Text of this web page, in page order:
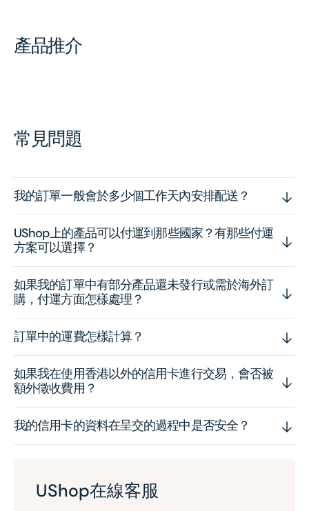
產品推介
常見問題
我的訂單一般會於多少個工作天內安排配送？
UShop上的產品可以付運到那些國家？有那些付運
方案可以選擇？
如果我的訂單中有部分產品還未發行或需於海外訂
購，付運方面怎樣處理？
訂單中的運費怎樣計算？
如果我在使用香港以外的信用卡進行交易，會否被
額外徵收費用？
我的信用卡的資料在呈交的過程中是否安全？
UShop在線客服